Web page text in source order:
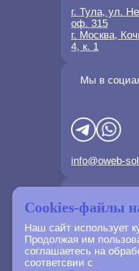
Cookies-файлы
Наш сайт использует
Продолжая им
соглашаетесь на
соответсвии с
Мы в
info@oweb-
г. Тула, ул.
оф. 315
г. Москва,
4, к. 1
+7(4872) 702-